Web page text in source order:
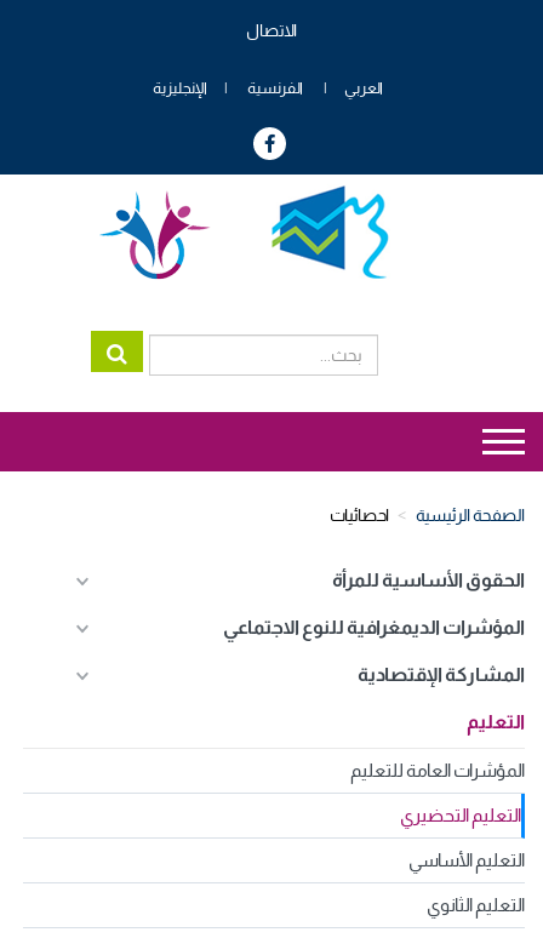
Menu
header
genre
الاتصال
العربي الفرنسية الإنجليزية
Menu
genre
الصفحة الرئيسية احصائيات
الحقوق الأساسية للمرأة
المؤشرات الديمغرافية للنوع الاجتماعي
المشاركة الإقتصادية
التعليم
المؤشرات العامة للتعليم
التعليم التحضيري
التعليم الأساسي
التعليم الثانوي